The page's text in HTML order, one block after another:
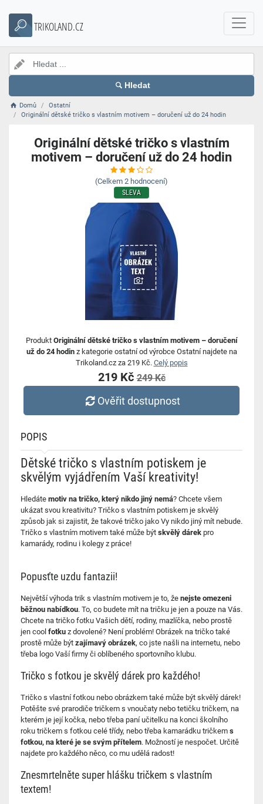
TRIKOLAND.CZ
Hledat
Domů
Ostatní
Originální dětské tričko s vlastním motivem – doručení už do 24 hodin
Originální dětské tričko s vlastním
motivem – doručení už do 24 hodin
(Celkem 2 hodnocení)
SLEVA
Produkt Originální dětské tričko s vlastním motivem – doručení
už do 24 hodinz kategorie ostatní od výrobce Ostatní najdete na
Trikoland.cz za 219 Kč. Celý popis
219 Kč249 Kč
Ověřit dostupnost
POPIS
Dětské tričko s vlastním potiskem je
skvělým vyjádřením Vaší kreativity!
Hledáte motiv na tričko, který nikdo jiný nemá? Chcete všem
ukázat svou kreativitu? Tričko s vlastním potiskem je skvělý
způsob jak si zajistit, že takové tričko jako Vy nikdo jiný mít nebude.
Tričko s vlastním motivem také může být skvělý dárek pro
kamarády, rodinu i kolegy z práce!
Popusťte uzdu fantazii!
Největší výhoda trik s vlastním motivem je to, že nejste omezeni
běžnou nabídkou. To, co budete mít na tričku je jen a pouze na Vás.
Chcete na tričko fotku Vašich dětí, rodiny, mazlíčka, nebo prostě
jen cool fotku z dovolené? Není problém! Obrázek na tričko také
prostě může být zajímavý obrázek, co jste našli na internetu, nebo
třeba logo Vaší firmy či oblíbeného sportovního klubu.
Tričko s fotkou je skvělý dárek pro každého!
Tričko s vlastní fotkou nebo obrázkem také může být skvělý dárek!
Potěšte své prarodiče tričkem s vnoučaty nebo tetičku tričkem, na
kterém je její kočka, nebo třeba paní učitelku na konci školního
roku tričkem s fotkou celé třídy, nebo třeba kamarádku tričkem s
fotkou, na které je se svým přítelem. Možností je nespočet. Určitě
najdete pro každého něco, co mu udělá radost!
Znesmrtelněte super hlášku tričkem s vlastním
textem!